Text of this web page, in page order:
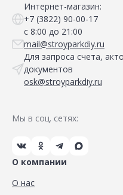
Интернет-магазин:
+7 (3822) 90-00-17
с 8:00 до 21:00
mail@stroyparkdiy.ru
Для запроса счета,
документов
osk@stroyparkdiy.ru
Мы в соц. сетях:
О компании
О нас